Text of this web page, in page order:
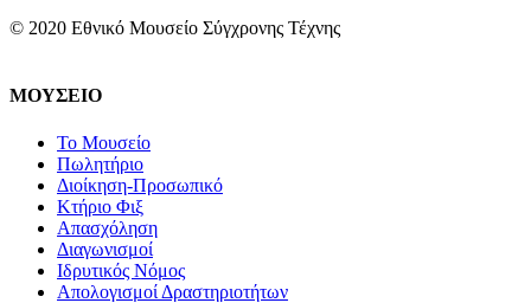
© 2020 Εθνικό Μουσείο Σύγχρονης Τέχνης
ΜΟΥΣΕΙΟ
Το Μουσείο
Πωλητήριο
Διοίκηση-Προσωπικό
Κτήριο Φιξ
Απασχόληση
Διαγωνισμοί
Ιδρυτικός Νόμος
Απολογισμοί Δραστηριοτήτων